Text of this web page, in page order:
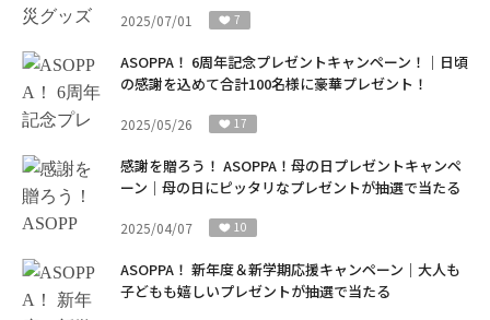
2025/07/01 7
ASOPPA！ 6周年記念プレゼントキャンペーン！｜日頃
の感謝を込めて合計100名様に豪華プレゼント！
2025/05/26 17
感謝を贈ろう！ ASOPPA！母の日プレゼントキャンペ
ーン｜母の日にピッタリなプレゼントが抽選で当たる
2025/04/07 10
ASOPPA！ 新年度＆新学期応援キャンペーン｜大人も
子どもも嬉しいプレゼントが抽選で当たる